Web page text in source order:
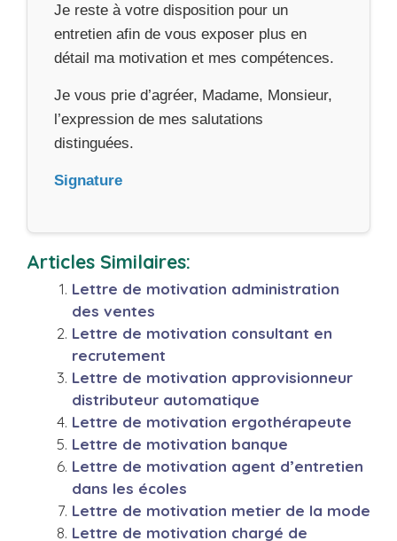
Je reste à votre disposition pour un
entretien afin de vous exposer plus en
détail ma motivation et mes compétences.
Je vous prie d’agréer, Madame, Monsieur,
l’expression de mes salutations
distinguées.
Signature
Articles Similaires:
Lettre de motivation administration
des ventes
Lettre de motivation consultant en
recrutement
Lettre de motivation approvisionneur
distributeur automatique
Lettre de motivation ergothérapeute
Lettre de motivation banque
Lettre de motivation agent d’entretien
dans les écoles
Lettre de motivation metier de la mode
Lettre de motivation chargé de